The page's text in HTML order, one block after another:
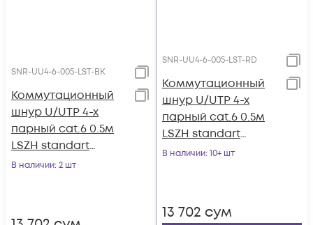
SNR-UU4-6-005-LST-BK
Коммутационный
шнур U/UTP 4-х
парный cat.6 0.5м
LSZH standart
чёрный
В наличии: 2 шт
SNR-UU4-6-005-LST-RD
Коммутационный
шнур U/UTP 4-х
парный cat.6 0.5м
LSZH standart
красный
В наличии: 10+ шт
13 702 сум